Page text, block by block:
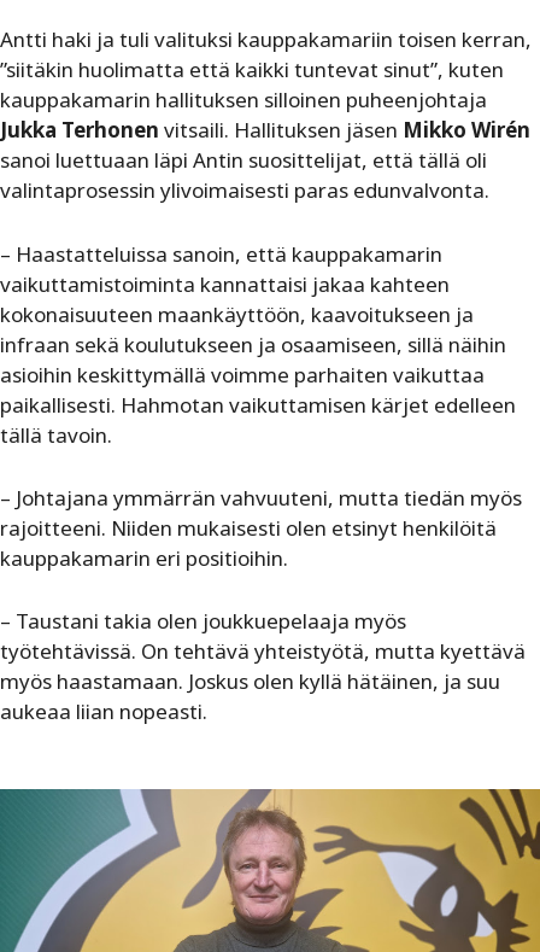
Antti haki ja tuli valituksi kauppakamariin toisen kerran,
”siitäkin huolimatta että kaikki tuntevat sinut”, kuten
kauppakamarin hallituksen silloinen puheenjohtaja
Jukka Terhonen vitsaili. Hallituksen jäsen Mikko Wirén
sanoi luettuaan läpi Antin suosittelijat, että tällä oli
valintaprosessin ylivoimaisesti paras edunvalvonta.
– Haastatteluissa sanoin, että kauppakamarin
vaikuttamistoiminta kannattaisi jakaa kahteen
kokonaisuuteen maankäyttöön, kaavoitukseen ja
infraan sekä koulutukseen ja osaamiseen, sillä näihin
asioihin keskittymällä voimme parhaiten vaikuttaa
paikallisesti. Hahmotan vaikuttamisen kärjet edelleen
tällä tavoin.
– Johtajana ymmärrän vahvuuteni, mutta tiedän myös
rajoitteeni. Niiden mukaisesti olen etsinyt henkilöitä
kauppakamarin eri positioihin.
– Taustani takia olen joukkuepelaaja myös
työtehtävissä. On tehtävä yhteistyötä, mutta kyettävä
myös haastamaan. Joskus olen kyllä hätäinen, ja suu
aukeaa liian nopeasti.